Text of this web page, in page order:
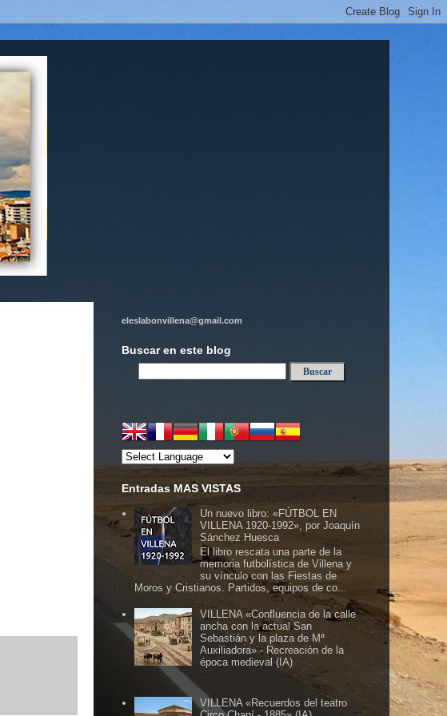
eleslabonvillena@gmail.com
Buscar en este blog
Entradas MAS VISTAS
Un nuevo libro: «FÚTBOL EN
VILLENA 1920-1992», por Joaquín
Sánchez Huesca
El libro rescata una parte de la
memoria futbolística de Villena y
su vínculo con las Fiestas de
Moros y Cristianos. Partidos, equipos de co...
VILLENA «Confluencia de la calle
ancha con la actual San
Sebastián y la plaza de Mª
Auxiliadora» - Recreación de la
época medieval (IA)
VILLENA «Recuerdos del teatro